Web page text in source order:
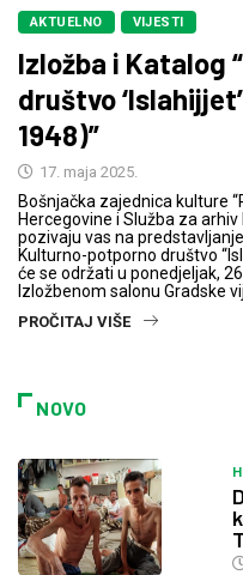
AKTUELNO VIJESTI
Izložba i Katalog
društvo
1948)”
17. maja 2025.
Bošnjačka zajednica kulture
Hercegovine i Služba za
pozivaju vas na
Kulturno-potporno društvo
će se održati u ponedjeljak,
Izložbenom salonu Gradske
PROČITAJ VIŠE
NOVO